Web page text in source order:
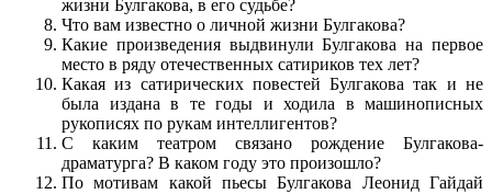
жизни Булгакова, в его судьбе?
Что вам известно о личной жизни Булгакова?
Какие произведения выдвинули Булгакова на первое
место в ряду отечественных сатириков тех лет?
Какая из сатирических повестей Булгакова так и не
была издана в те годы и ходила в машинописных
рукописях по рукам интеллигентов?
С каким театром связано рождение Булгакова-
драматурга? В каком году это произошло?
По мотивам какой пьесы Булгакова Леонид Гайдай